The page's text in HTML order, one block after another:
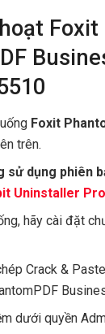
Foxit
Foxit
trên.
sử dụng phiên
Uninstaller Pro
hãy cài đặt
Crack &
dưới quyền